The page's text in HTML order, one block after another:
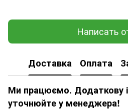
Написать
Доставка Оплата
Ми працюємо. Додаткову
уточнюйте у менеджера!